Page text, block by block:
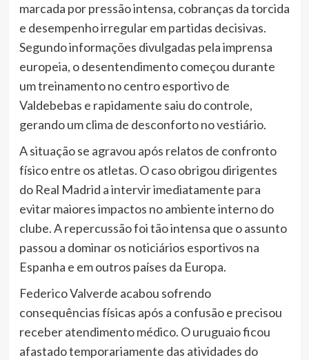
marcada por pressão intensa, cobranças da torcida
e desempenho irregular em partidas decisivas.
Segundo informações divulgadas pela imprensa
europeia, o desentendimento começou durante
um treinamento no centro esportivo de
Valdebebas e rapidamente saiu do controle,
gerando um clima de desconforto no vestiário.
A situação se agravou após relatos de confronto
físico entre os atletas. O caso obrigou dirigentes
do Real Madrid a intervir imediatamente para
evitar maiores impactos no ambiente interno do
clube. A repercussão foi tão intensa que o assunto
passou a dominar os noticiários esportivos na
Espanha e em outros países da Europa.
Federico Valverde acabou sofrendo
consequências físicas após a confusão e precisou
receber atendimento médico. O uruguaio ficou
afastado temporariamente das atividades do